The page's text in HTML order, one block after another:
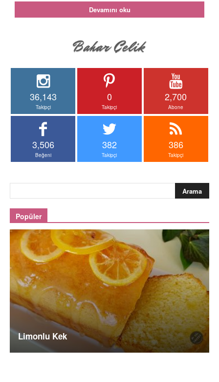
Devamını oku
36,143
Takipçi
0
Takipçi
2,700
Abone
3,506
Beğeni
382
Takipçi
386
Takipçi
Popüler
Limonlu Kek